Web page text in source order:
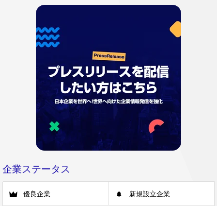
企業ステータス
優良企業 新規設立企業